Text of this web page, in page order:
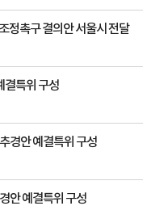
정촉구 결의안 서울시 전달
결특위 구성
경안 예결특위 구성
안 예결특위 구성